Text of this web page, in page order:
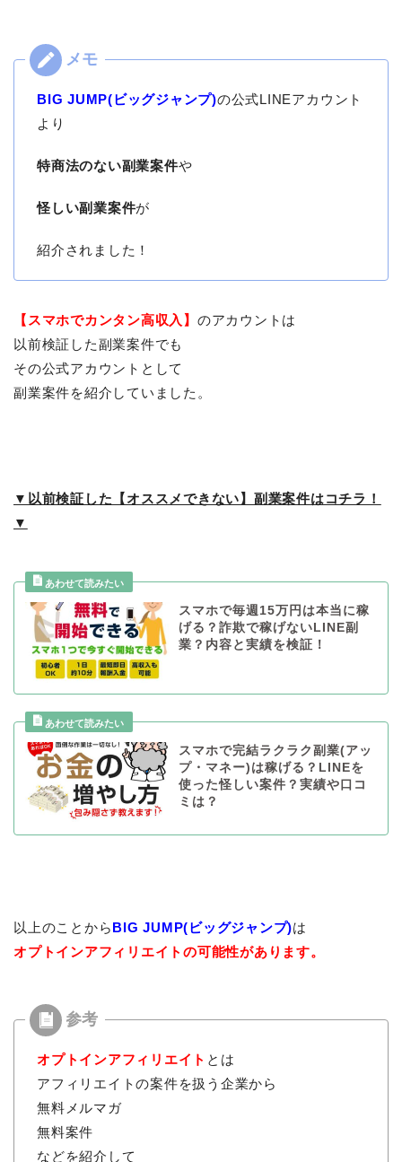
BIG JUMP(ビッグジャンプ)の公式LINEアカウント
より
特商法のない副業案件や
怪しい副業案件が
紹介されました！
【スマホでカンタン高収入】 のアカウントは
以前検証した副業案件でも
その公式アカウントとして
副業案件を紹介していました。
▼以前検証した【オススメできない】副業案件はコチラ！
▼
スマホで毎週15万円は本当に稼
げる？詐欺で稼げないLINE副
業？内容と実績を検証！
スマホで完結ラクラク副業(アッ
プ・マネー)は稼げる？LINEを
使った怪しい案件？実績や口コ
ミは？
以上のことからBIG JUMP(ビッグジャンプ)は
オプトインアフィリエイトの可能性があります。
オプトインアフィリエイト とは
アフィリエイトの案件を扱う企業から
無料メルマガ
無料案件
などを紹介して